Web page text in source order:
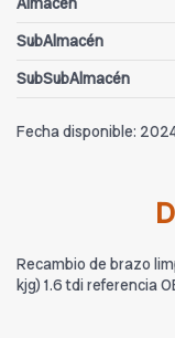
SubAlmacén
SubSubAlmacén
Fecha disponible:
Recambio de brazo
kjg) 1.6 tdi referencia